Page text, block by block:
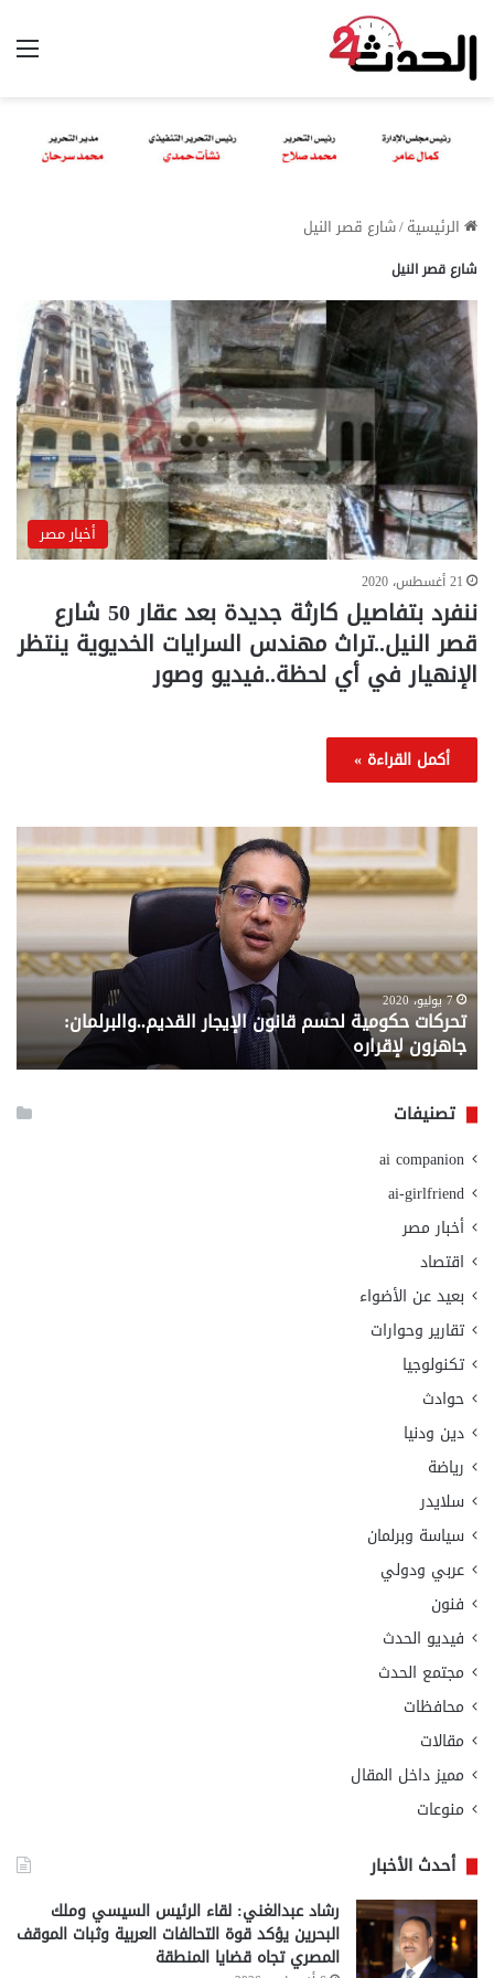
الرئيسية/شارع قصر النيل
شارع قصر النيل
أخبار مصر
21 أغسطس، 2020
ننفرد بتفاصيل كارثة جديدة بعد عقار 50 شارع
قصر النيل..تراث مهندس السرايات الخديوية ينتظر
الإنهيار في أي لحظة..فيديو وصور
أكمل القراءة »
تحركات
حكومية
لحسم
قانون
القديم..والبرلمان:
جاهزون
لإقراره
7 يوليو، 2020
تحركات حكومية لحسم قانون الإيجار القديم..والبرلمان:
جاهزون لإقراره
..
من
تصنيفات
ai companion
ai-girlfriend
أخبار مصر
اقتصاد
بعيد عن الأضواء
تقارير وحوارات
تكنولوجيا
حوادث
دين ودنيا
رياضة
سلايدر
سياسة وبرلمان
عربي ودولي
فنون
فيديو الحدث
مجتمع الحدث
محافظات
مقالات
مميز داخل المقال
منوعات
أحدث الأخبار
رشاد عبدالغني: لقاء الرئيس السيسي وملك
البحرين يؤكد قوة التحالفات العربية وثبات الموقف
المصري تجاه قضايا المنطقة